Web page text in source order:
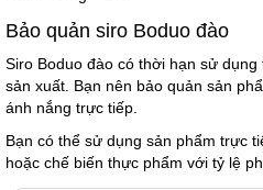
Bảo quản siro Boduo đào
Siro Boduo đào có thời hạn sử
sản xuất. Bạn nên bảo quản sản
ánh nắng trực tiếp.
Bạn có thể sử dụng sản phẩm trực
hoặc chế biến thực phẩm với tỷ lệ